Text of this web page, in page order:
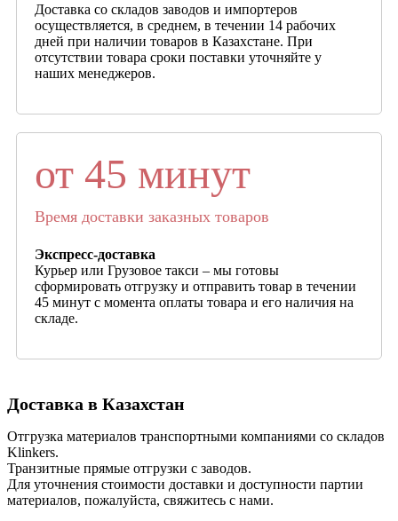
Доставка со складов заводов и импортеров
осуществляется, в среднем, в течении 14 рабочих
дней при наличии товаров в Казахстане. При
отсутствии товара сроки поставки уточняйте у
наших менеджеров.
от 45 минут
Время доставки заказных товаров
Экспресс-доставка
Курьер или Грузовое такси – мы готовы
сформировать отгрузку и отправить товар в течении
45 минут с момента оплаты товара и его наличия на
складе.
Доставка в Казахстан
Отгрузка материалов транспортными компаниями со складов
Klinkers.
Транзитные прямые отгрузки с заводов.
Для уточнения стоимости доставки и доступности партии
материалов, пожалуйста, свяжитесь с нами.